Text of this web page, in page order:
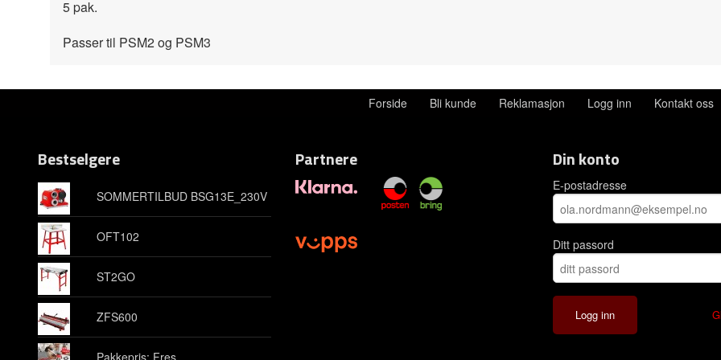
5 pak.
Passer til PSM2 og PSM3
Forside Bli kunde Reklamasjon Logg inn Kontakt oss
Bestselgere
SOMMERTILBUD BSG13E_230V
OFT102
ST2GO
ZFS600
Pakkepris: Fres
Partnere Din konto
E-postadresse
Ditt passord